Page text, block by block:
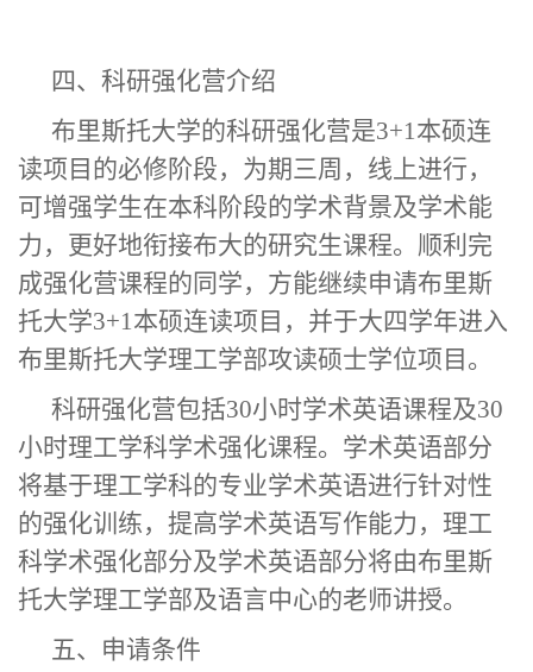
四、科研强化营介绍
布里斯托大学的科研强化营是3+1本硕连
读项目的必修阶段，为期三周， 线上进行，
可增强学生在本科阶段的学术背景及学术能
力，更好地衔接布大的研究生课程。顺利 完
成强化营课程的同学，方能继续申请布里斯
托大学3+1本硕连读项目，并于大四学年进入
布里斯托大学理工学部攻读硕士学位项目。
科研强化营包括30小时学术英语课程及30
小时理工学科学术强化课程。学术英语部分
将基于理工学科的专业学术英语进行针对性
的强化训练，提高学术英语写作能力，理工
科学术强化部分及学术英语部分将由布里斯
托大学理工学部及语言中心的老师讲授。
五、申请条件